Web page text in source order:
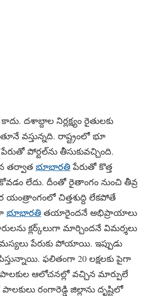
దశాబ్దాల నిర్లక్ష్యం రైతులకు
వస్తున్నది. రాష్ట్రంలో భూ
పేరుతో పోర్టల్‌ను తీసుకువచ్చింది.
తర్వాత భూభారతిపేరుతో కొత్త
లేదు. దీంతో రైతాంగం నుంచి తీవ్ర
యంత్రాంగంలో చిత్తశుద్ది లేకపోతే
భూభారతి తయారైందనే అభిప్రాయాలు
క్లర్క్‌లుగా మార్చిందనే విమర్శలు
పేరుకు పోయాయి. ఇప్పుడు
ఫలితంగా 20 లక్షలకు పైగా
ఆలోచనల్లో వచ్చిన మార్పులే
రంగారెడ్డి జిల్లాను దృష్టిలో